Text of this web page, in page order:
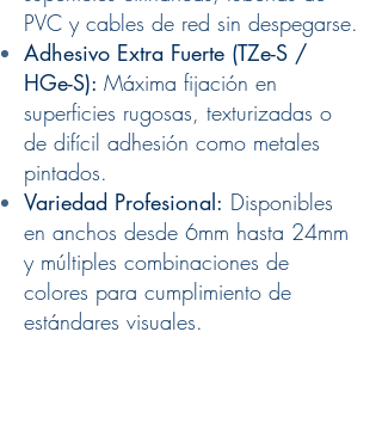
PVC y cables de red sin despegarse.
Adhesivo Extra Fuerte (TZe-S /
HGe-S): Máxima fijación en
superficies rugosas, texturizadas o
de difícil adhesión como metales
pintados.
Variedad Profesional: Disponibles
en anchos desde 6mm hasta 24mm
y múltiples combinaciones de
colores para cumplimiento de
estándares visuales.